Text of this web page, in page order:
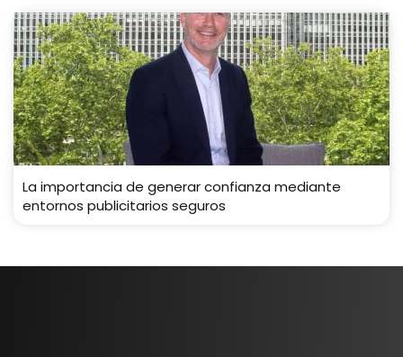
La importancia de generar confianza mediante
entornos publicitarios seguros